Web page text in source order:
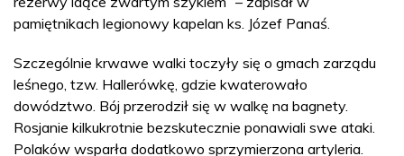
pamiętnikach legionowy kapelan ks. Józef Panaś.
Szczególnie krwawe walki toczyły się o gmach zarządu
leśnego, tzw. Hallerówkę, gdzie kwaterowało
dowództwo. Bój przerodził się w walkę na bagnety.
Rosjanie kilkukrotnie bezskutecznie ponawiali swe ataki.
Polaków wsparła dodatkowo sprzymierzona artyleria.